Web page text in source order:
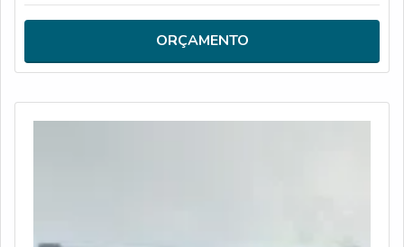
será seu “pé direito”.INFORMAÇÕES FUNDAMENTAIS
SOBRE O PRODUTOO container marítimo é, portanto, o
mais recomendado para ut
ORÇAMENTO